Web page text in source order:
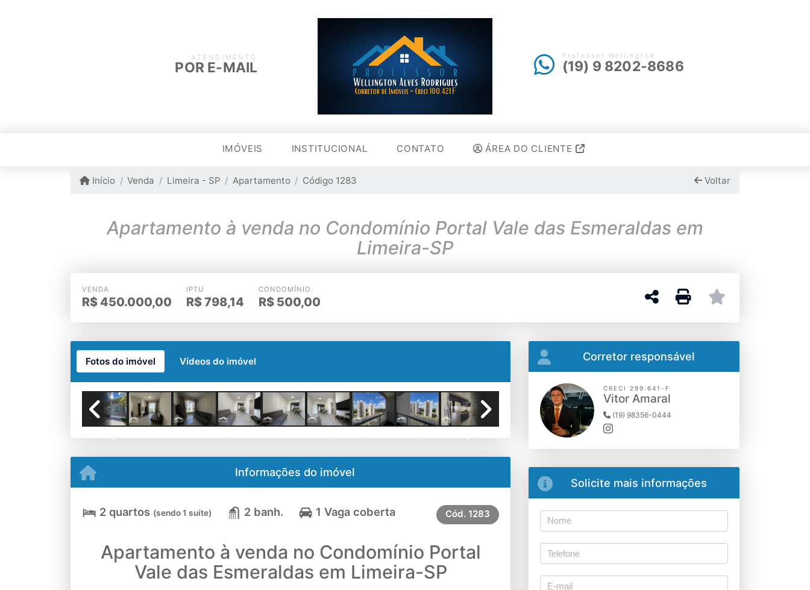
ATENDIMENTO
POR E-MAIL
Professor Wellington
(19) 9 8202-8686
IMÓVEIS INSTITUCIONAL CONTATO ÁREA DO CLIENTE
Início Venda Limeira - SP Apartamento Código 1283 Voltar
Apartamento à venda no Condomínio Portal Vale das Esmeraldas em
Limeira-SP
VENDA
R$ 450.000,00
IPTU
R$798,14
CONDOMÍNIO
R$ 500,00
Fotos do imóvel Vídeos do imóvel
Informações do imóvel
2 quartos (sendo 1 suíte) 2 banh. 1 Vaga coberta Cód. 1283
Apartamento à venda no Condomínio Portal
Vale das Esmeraldas em Limeira-SP
Corretor responsável
CRECI 299.641-F
Vitor Amaral
(19) 98356-0444
Solicite mais informações